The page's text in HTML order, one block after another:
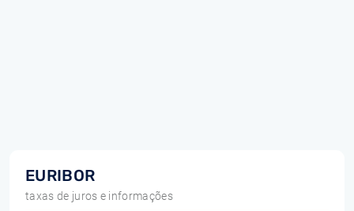
EURIBOR
taxas de juros e informações